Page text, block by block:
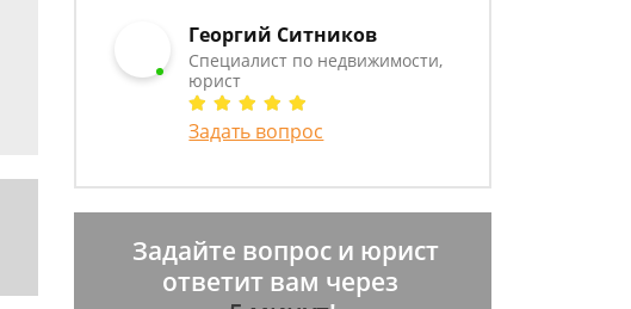
Георгий Ситников
Специалист по недвижимости,
юрист
Задать вопрос
Задайте вопрос и юрист
ответит вам через